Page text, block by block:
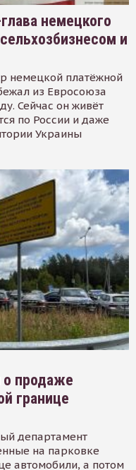
немецкого
и
немецкой платёжной
из Евросоюза
Сейчас он живёт
по России и даже
Украины
о продаже
границе
департамент
на парковке
автомобили, а потом